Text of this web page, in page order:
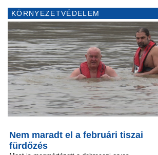
KÖRNYEZETVÉDELEM
Nem maradt el a februári tiszai
fürdőzés